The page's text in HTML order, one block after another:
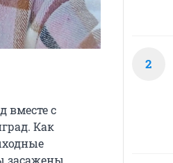
вместе с
Как
засажены
2